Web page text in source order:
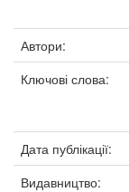
Автори:
Ключові слова:
Дата публікації:
Видавництво: